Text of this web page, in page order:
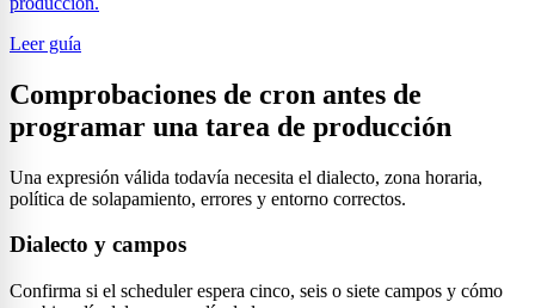
Leer guía
Comprobaciones de cron antes de
programar una tarea de producción
Una expresión válida todavía necesita el dialecto, zona horaria,
política de solapamiento, errores y entorno correctos.
Dialecto y campos
Confirma si el scheduler espera cinco, seis o siete campos y cómo